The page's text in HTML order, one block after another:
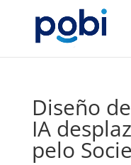
Diseño
IA
pelo